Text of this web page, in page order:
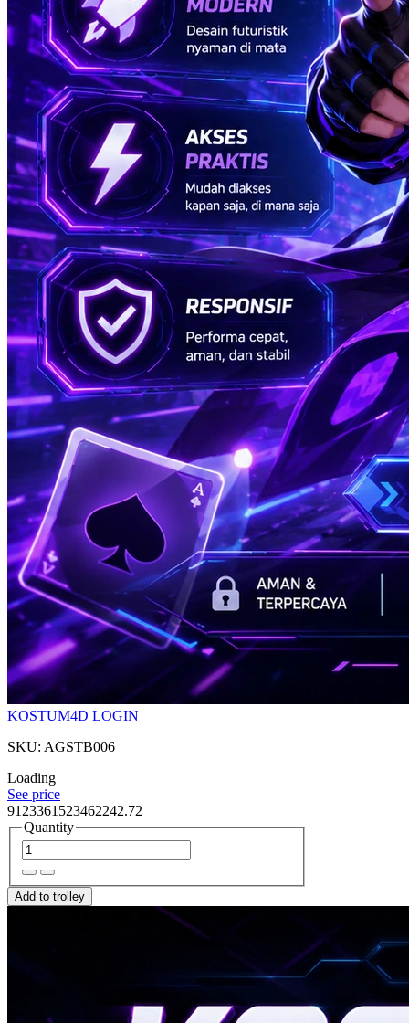
KOSTUM4D LOGIN
SKU: AGSTB006
Loading
See price
9123361523462242.72
Quantity
Add to trolley